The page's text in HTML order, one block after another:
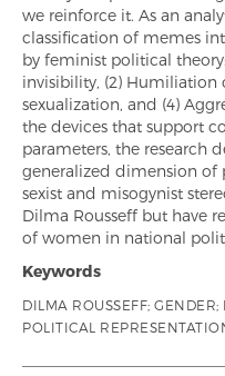
we reinforce it. As an
classification of memes
by feminist political
invisibility, (2) Humiliation
sexualization, and (4)
the devices that support
parameters, the research
generalized dimension
sexist and misogynist
Dilma Rousseff but have
of women in national
Keywords
DILMA ROUSSEFF;
POLITICAL